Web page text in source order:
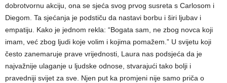
dobrotvornu akciju, ona se sjeća svog prvog susreta s Carlosom i
Diegom. Ta sjećanja je podstiču da nastavi borbu i širi ljubav i
empatiju. Kako je jednom rekla: “Bogata sam, ne zbog novca koji
imam, već zbog ljudi koje volim i kojima pomažem.” U svijetu koji
često zanemaruje prave vrijednosti, Laura nas podsjeća da je
najvažnije ulaganje u ljudske odnose, stvarajući tako bolji i
pravedniji svijet za sve. Njen put ka promjeni nije samo priča o